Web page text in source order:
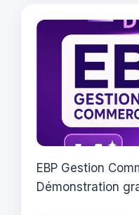
EBP Gestion
Démonstration